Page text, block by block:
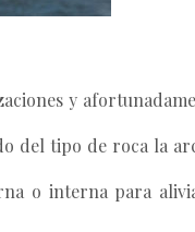
y
del tipo de roca la
o interna para